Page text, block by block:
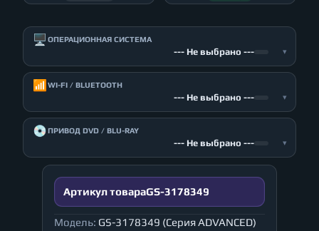
🖥️ ОПЕРАЦИОННАЯ СИСТЕМА
--- Не выбрано --- ▾
📶 WI-FI / BLUETOOTH
--- Не выбрано --- ▾
💿ПРИВОД DVD / BLU-RAY
--- Не выбрано --- ▾
Артикул товараGS-3178349
Модель: GS-3178349 (Серия ADVANCED)